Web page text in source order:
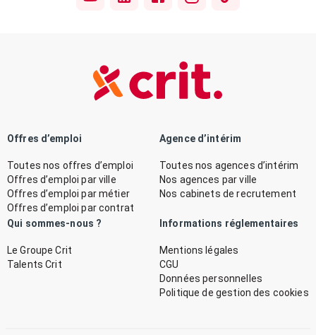
Offres d’emploi
Toutes nos offres d’emploi
Offres d’emploi par ville
Offres d’emploi par métier
Offres d’emploi par contrat
Agence d’intérim
Toutes nos agences d’intérim
Nos agences par ville
Nos cabinets de recrutement
Qui sommes-nous ?
Le Groupe Crit
Talents Crit
Informations réglementaires
Mentions légales
CGU
Données personnelles
Politique de gestion des cookies